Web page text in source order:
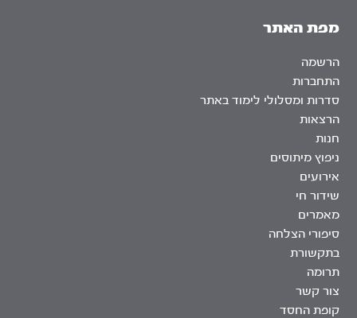
מפת האתר
הרשמה
התחברות
סדרות ומסלולי לימוד באתר
הרצאות
חנות
ניפוץ מיתוסים
אירועים
שידור חי
מאמרים
סיפורי הצלחה
בתקשורת
תרומה
צור קשר
קופת החסד